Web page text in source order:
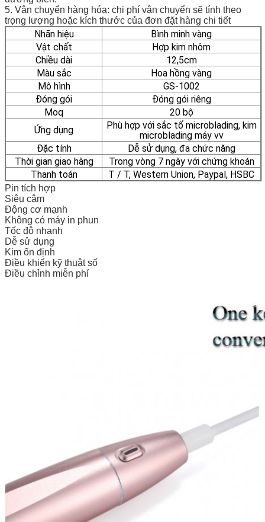
5. Vận chuyển hàng hóa: chi phí vận chuyển sẽ tính theo
trọng lượng hoặc kích thước của đơn đặt hàng chi tiết
Nhãn hiệu
Bình minh vàng
Vật chất
Hợp kim nhôm
Chiều dài
12,5cm
Màu sắc
Hoa hồng vàng
Mô hình
GS-1002
Đóng gói
Đóng gói riêng
Moq
20 bộ
Ứng dụng
Phù hợp với sắc tố microblading, kim
microblading máy vv
Đặc tính
Dễ sử dụng, đa chức năng
Thời gian giao hàng
Trong vòng 7 ngày với chứng khoán
Thanh toán
T / T, Western Union, Paypal, HSBC
Pin tích hợp
Siêu câm
Động cơ mạnh
Không có máy in phun
Tốc độ nhanh
Dễ sử dụng
Kim ổn định
Điều khiển kỹ thuật số
Điều chỉnh miễn phí